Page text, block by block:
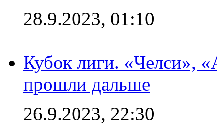
28.9.2023, 01:10
Кубок лиги. «Челси»,
прошли дальше
26.9.2023, 22:30